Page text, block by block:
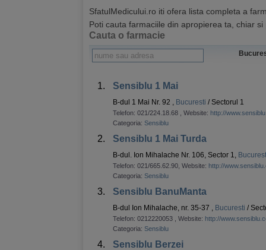
SfatulMedicului.ro iti ofera lista completa a
Poti cauta farmaciile din apropierea ta, chiar
Cauta o farmacie
1. Sensiblu 1 Mai
B-dul 1 Mai Nr. 92 , Bucuresti / Sectorul 1
Telefon: 021/224.18.68 , Website: http://
Categoria: Sensiblu
2. Sensiblu 1 Mai Turda
B-dul. Ion Mihalache Nr. 106, Sector 1,
Telefon: 021/665.62.90 , Website: http://
Categoria: Sensiblu
3. Sensiblu BanuManta
B-dul Ion Mihalache, nr. 35-37 , Bucuresti /
Telefon: 0212220053 , Website: http://
Categoria: Sensiblu
4. Sensiblu Berzei